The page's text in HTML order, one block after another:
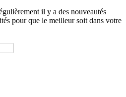
il y a des nouveautés
pour que le meilleur soit dans votre